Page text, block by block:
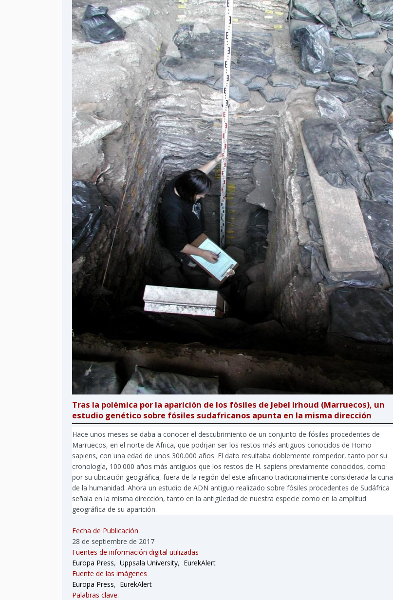
Tras la polémica por la aparición de los fósiles de Jebel Irhoud (Marruecos), un
estudio genético sobre fósiles sudafricanos apunta en la misma dirección
Hace unos meses se daba a conocer el descubrimiento de un conjunto de fósiles procedentes de
Marruecos, en el norte de África, que podrįan ser los restos más antiguos conocidos de Homo
sapiens, con una edad de unos 300.000 años. El dato resultaba doblemente rompedor, tanto por su
cronología, 100.000 años más antiguos que los restos de H. sapiens previamente conocidos, como
por su ubicación geográfica, fuera de la región del este africano tradicionalmente considerada la cuna
de la humanidad. Ahora un estudio de ADN antiguo realizado sobre fósiles procedentes de Sudáfrica
señala en la misma dirección, tanto en la antigüedad de nuestra especie como en la amplitud
geográfica de su aparición.
Fecha de Publicación
28 de septiembre de 2017
Fuentes de información digital utilizadas
Europa Press, Uppsala University, EurekAlert
Fuente de las imágenes
Europa Press, EurekAlert
Palabras clave: